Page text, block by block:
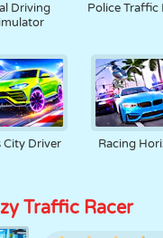
Driving
Police Traffic
City Driver Racing
Traffic Racer